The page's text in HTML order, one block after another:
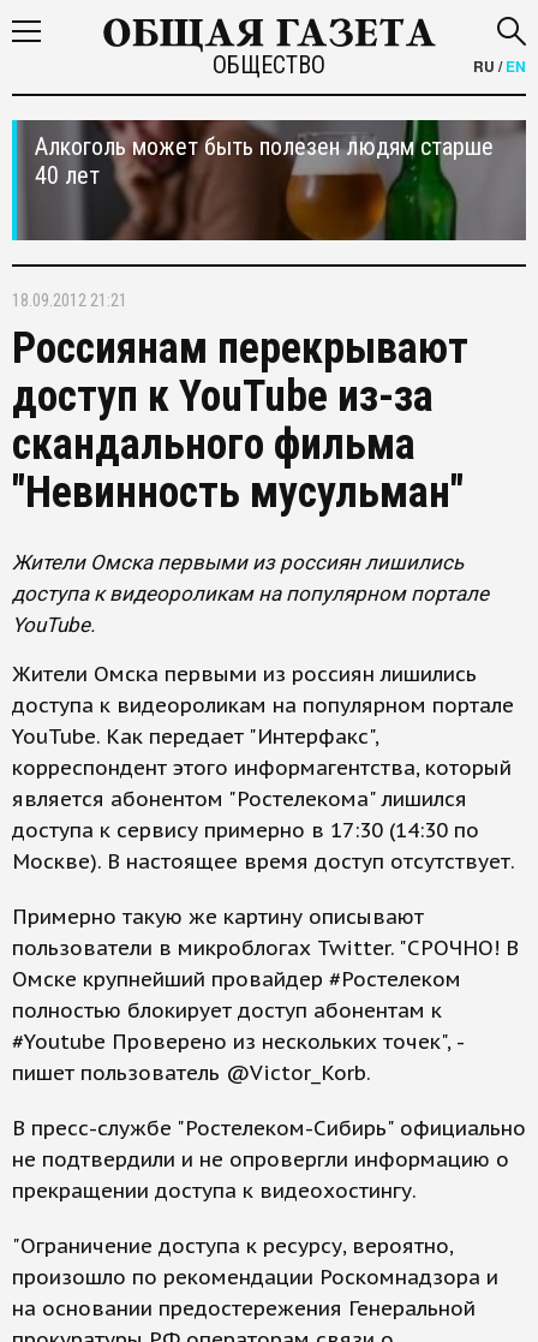
ОБЩЕСТВО RU /EN
Алкоголь может быть полезен людям старше
40 лет
18.09.2012 21:21
Россиянам перекрывают
доступ к YouTube из-за
скандального фильма
"Невинность мусульман"
Жители Омска первыми из россиян лишились
доступа к видеороликам на популярном портале
YouTube.
Жители Омска первыми из россиян лишились
доступа к видеороликам на популярном портале
YouTube. Как передает "Интерфакс",
корреспондент этого информагентства, который
является абонентом "Ростелекома" лишился
доступа к сервису примерно в 17:30 (14:30 по
Москве). В настоящее время доступ отсутствует.
Примерно такую же картину описывают
пользователи в микроблогах Twitter. "СРОЧНО! В
Омске крупнейший провайдер #Ростелеком
полностью блокирует доступ абонентам к
#Youtube Проверено из нескольких точек", -
пишет пользователь @Victor_Korb.
В пресс-службе "Ростелеком-Сибирь" официально
не подтвердили и не опровергли информацию о
прекращении доступа к видеохостингу.
"Ограничение доступа к ресурсу, вероятно,
произошло по рекомендации Роскомнадзора и
на основании предостережения Генеральной